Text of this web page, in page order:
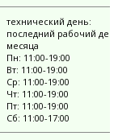
технический день:
последний рабочий
месяца
Пн: 11:00-19:00
Вт: 11:00-19:00
Ср: 11:00-19:00
Чт: 11:00-19:00
Пт: 11:00-19:00
Сб: 11:00-17:00